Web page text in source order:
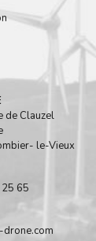
de Clauzel
le-Vieux
65
drone.com